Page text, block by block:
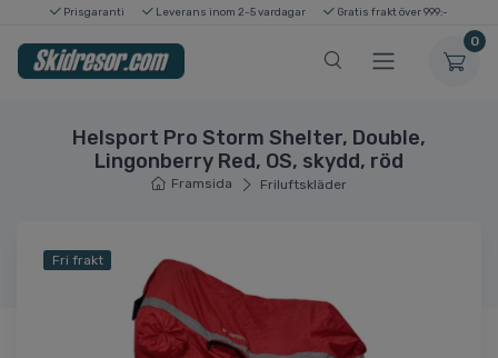
Prisgaranti Leverans inom 2-5 vardagar Gratis frakt över 999:-
0
Helsport Pro Storm Shelter, Double,
Lingonberry Red, OS, skydd, röd
Framsida Friluftskläder
Fri frakt